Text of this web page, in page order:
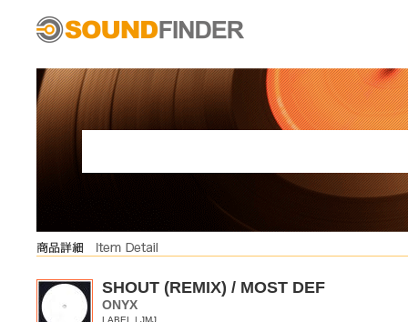
SHOUT (REMIX) / MOST DEF
ONYX
LABEL | JMJ